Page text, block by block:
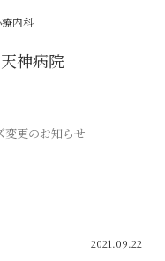
内科
変更のお知らせ
2021.09.22